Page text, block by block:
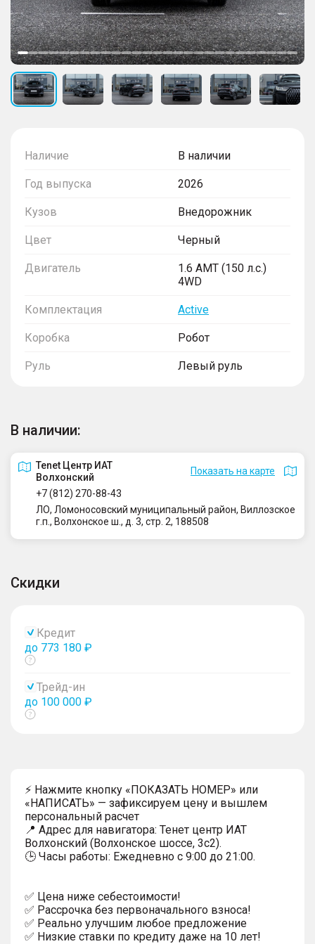
Наличие В наличии
Год выпуска 2026
Кузов Внедорожник
Цвет Черный
Двигатель
1.6 AMT (150 л.с.)
4WD
Комплектация Active
Коробка Робот
Руль Левый руль
В наличии:
Tenet Центр ИАТ
Волхонский
Показать на карте
+7 (812) 270-88-43
ЛО, Ломоносовский муниципальный район, Виллозское
г.п., Волхонское ш., д. 3, стр. 2, 188508
Скидки
Кредит
до 773 180 ₽
Показать
Трейд-ин
до 100 000 ₽
Показать
⚡ Нажмите кнопку «ПОКАЗАТЬ НОМЕР» или
«НАПИСАТЬ» — зафиксируем цену и вышлем
персональный расчет
📍 Адрес для навигатора: Тенет центр ИАТ
Волхонский (Волхонское шоссе, 3с2).
🕒 Часы работы: Ежедневно с 9:00 до 21:00.
✅ Цена ниже себестоимости!
✅ Рассрочка без первоначального взноса!
✅ Реально улучшим любое предложение
✅ Низкие ставки по кредиту даже на 10 лет!